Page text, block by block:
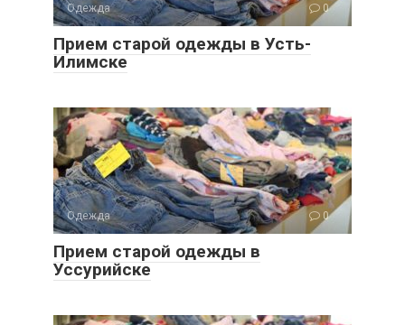
Одежда 0
Прием старой одежды в Усть-
Илимске
Одежда 0
Прием старой одежды в
Уссурийске